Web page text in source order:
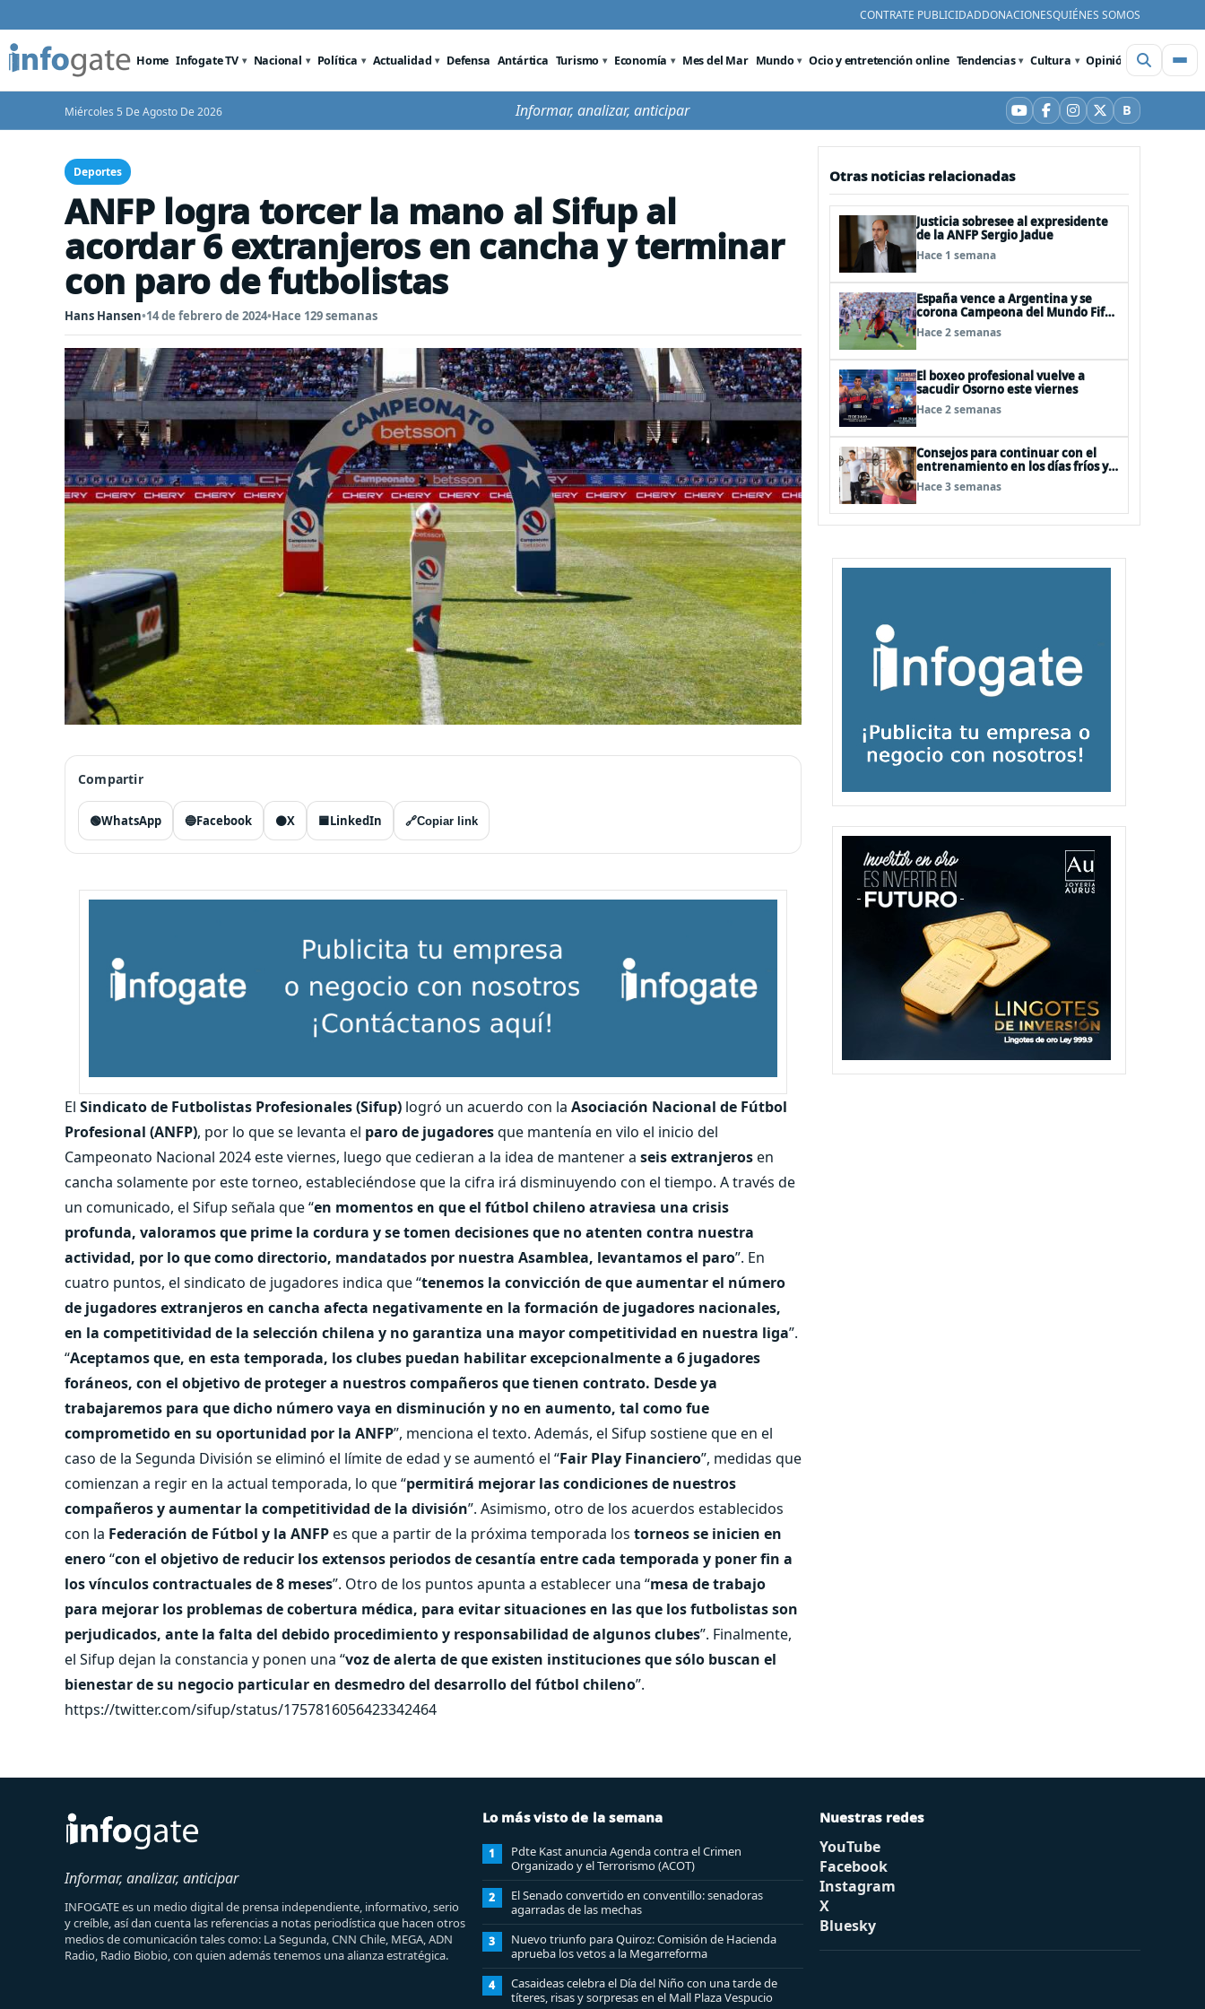
CONTRATE PUBLICIDADDONACIONESQUIÉNES SOMOS
Home Infogate TV Nacional Política Actualidad Defensa Antártica Turismo Economía Mes del Mar Mundo Ocio y entretención online Tendencias Cultura Opinión Videos
Miércoles 5 De Agosto De 2026 Informar, analizar, anticipar YouTube
Facebook
Instagram
X BBluesky
Deportes
ANFP logra torcer la mano al Sifup al
acordar 6 extranjeros en cancha y terminar
con paro de futbolistas
Hans Hansen•14 de febrero de 2024•Hace 129 semanas
Compartir
🟢WhatsApp 🔵Facebook ⚫X 🟦LinkedIn 🔗Copiar link
El Sindicato de Futbolistas Profesionales (Sifup) logró un acuerdo con la Asociación Nacional de Fútbol
Profesional (ANFP), por lo que se levanta el paro de jugadoresque mantenía en vilo el inicio del
Campeonato Nacional 2024 este viernes, luego que cedieran a la idea de mantener a seis extranjerosen
cancha solamente por este torneo, estableciéndose que la cifra irá disminuyendo con el tiempo. A través de
un comunicado, el Sifup señala que “en momentos en que el fútbol chileno atraviesa una crisis
profunda, valoramos que prime la cordura y se tomen decisiones que no atenten contra nuestra
actividad, por lo que como directorio, mandatados por nuestra Asamblea, levantamos el paro”. En
cuatro puntos, el sindicato de jugadores indica que “tenemos la convicción de que aumentar el número
de jugadores extranjeros en cancha afecta negativamente en la formación de jugadores nacionales,
en la competitividad de la selección chilena y no garantiza una mayor competitividad en nuestra liga”.
“Aceptamos que, en esta temporada, los clubes puedan habilitar excepcionalmente a 6 jugadores
foráneos, con el objetivo de proteger a nuestros compañeros que tienen contrato. Desde ya
trabajaremos para que dicho número vaya en disminución y no en aumento, tal como fue
comprometido en su oportunidad por la ANFP”, menciona el texto. Además, el Sifup sostiene que en el
caso de la Segunda División se eliminó el límite de edad y se aumentó el “Fair Play Financiero”, medidas que
comienzan a regir en la actual temporada, lo que “permitirá mejorar las condiciones de nuestros
compañeros y aumentar la competitividad de la división”. Asimismo, otro de los acuerdos establecidos
con la Federación de Fútbol y la ANFPes que a partir de la próxima temporada los torneos se inicien en
enero“con el objetivo de reducir los extensos periodos de cesantía entre cada temporada y poner fin a
los vínculos contractuales de 8 meses”. Otro de los puntos apunta a establecer una “mesa de trabajo
para mejorar los problemas de cobertura médica, para evitar situaciones en las que los futbolistas son
perjudicados, ante la falta del debido procedimiento y responsabilidad de algunos clubes”. Finalmente,
el Sifup dejan la constancia y ponen una “voz de alerta de que existen instituciones que sólo buscan el
bienestar de su negocio particular en desmedro del desarrollo del fútbol chileno”.
https://twitter.com/sifup/status/1757816056423342464
Otras noticias relacionadas
Justicia sobresee al expresidente
de la ANFP Sergio Jadue
Hace 1 semana
España vence a Argentina y se
corona Campeona del Mundo Fifa
2026
Hace 2 semanas
El boxeo profesional vuelve a
sacudir Osorno este viernes
Hace 2 semanas
Consejos para continuar con el
entrenamiento en los días fríos y
lluviosos de invierno
Hace 3 semanas
Informar, analizar, anticipar
INFOGATE es un medio digital de prensa independiente, informativo, serio
y creíble, así dan cuenta las referencias a notas periodística que hacen otros
medios de comunicación tales como: La Segunda, CNN Chile, MEGA, ADN
Radio, Radio Biobio, con quien además tenemos una alianza estratégica.
Lo más visto de la semana
1
Pdte Kast anuncia Agenda contra el Crimen
Organizado y el Terrorismo (ACOT)
2
El Senado convertido en conventillo: senadoras
agarradas de las mechas
3
Nuevo triunfo para Quiroz: Comisión de Hacienda
aprueba los vetos a la Megarreforma
4
Casaideas celebra el Día del Niño con una tarde de
títeres, risas y sorpresas en el Mall Plaza Vespucio
Nuestras redes
YouTube
Facebook
Instagram
X
Bluesky